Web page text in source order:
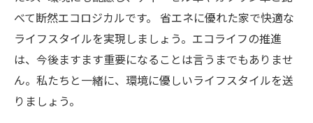
べて断然エコロジカルです。 省エネに優れた家で快適な
ライフスタイルを実現しましょう。エコライフの推進
は、今後ますます重要になることは言うまでもありませ
ん。私たちと一緒に、環境に優しいライフスタイルを送
りましょう。